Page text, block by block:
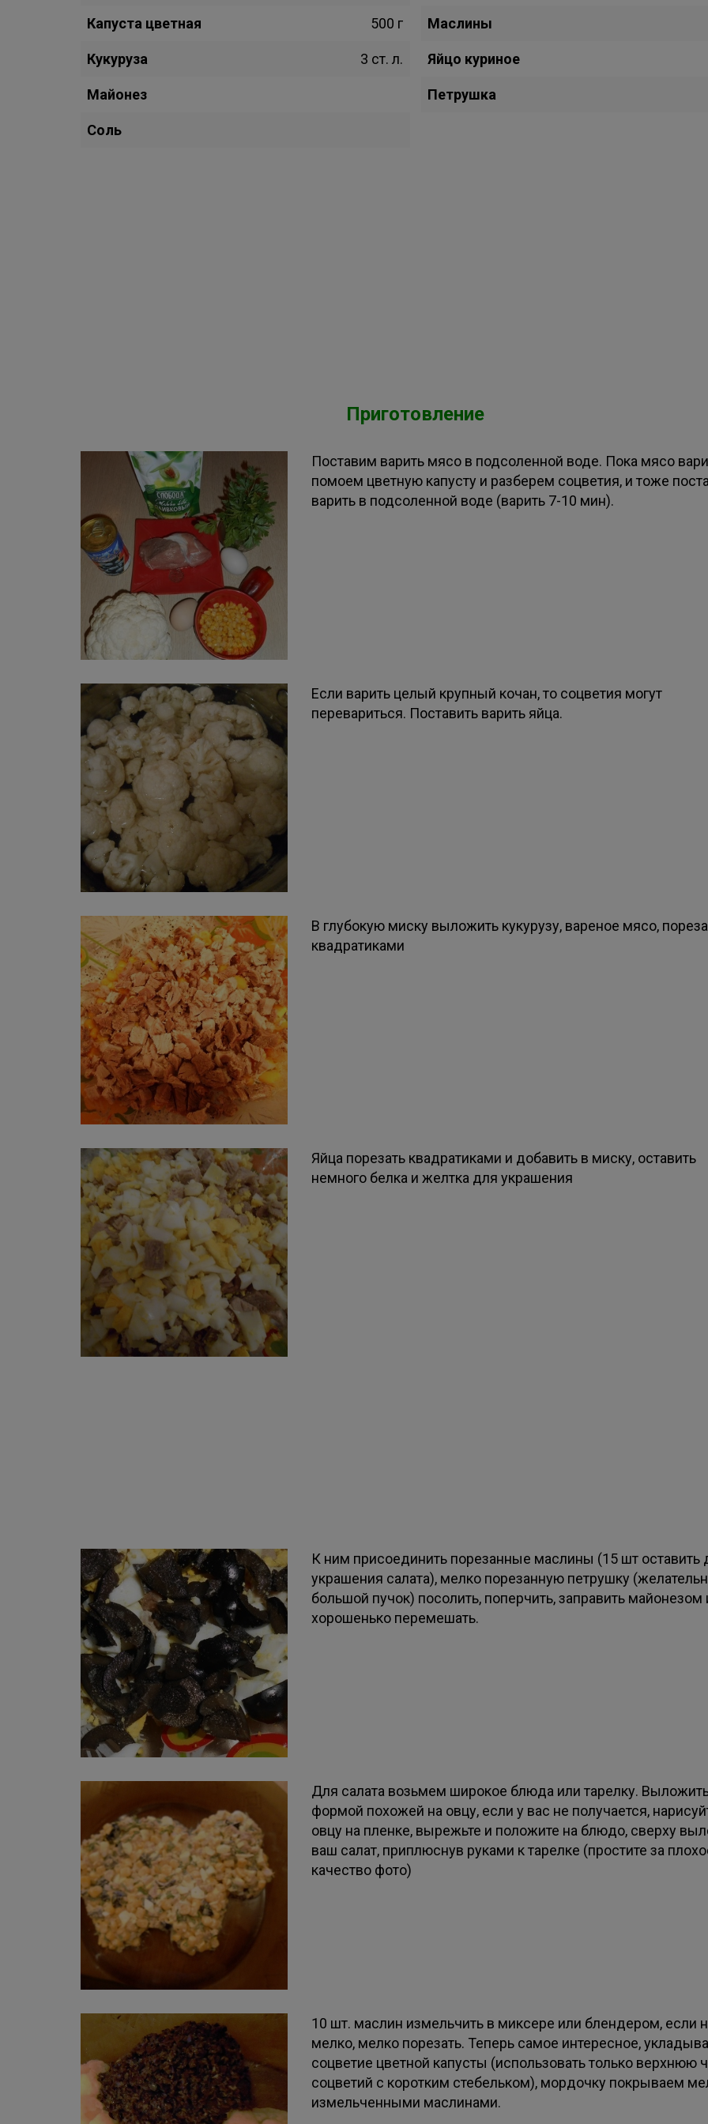
Капуста цветная 500 г
Кукуруза 3 ст. л.
Майонез
Соль
Маслины
Яйцо куриное
Петрушка
Приготовление
Поставим варить мясо в подсоленной воде. Пока мясо
помоем цветную капусту и разберем соцветия, и тоже
варить в подсоленной воде (варить 7-10 мин).
Если варить целый крупный кочан, то соцветия могут
перевариться. Поставить варить яйца.
В глубокую миску выложить кукурузу, вареное мясо,
квадратиками
Яйца порезать квадратиками и добавить в миску, оставить
немного белка и желтка для украшения
К ним присоединить порезанные маслины (15 шт оставить
украшения салата), мелко порезанную петрушку
большой пучок) посолить, поперчить, заправить майонезом
хорошенько перемешать.
Для салата возьмем широкое блюда или тарелку.
формой похожей на овцу, если у вас не получается,
овцу на пленке, вырежьте и положите на блюдо, сверху
ваш салат, приплюснув руками к тарелке (простите за
качество фото)
10 шт. маслин измельчить в миксере или блендером, если
мелко, мелко порезать. Теперь самое интересное,
соцветие цветной капусты (использовать только верхнюю
соцветий с коротким стебельком), мордочку покрываем
измельченными маслинами.